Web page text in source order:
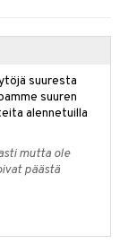
suuresta
suuren
alennetuilla
mutta ole
päästä